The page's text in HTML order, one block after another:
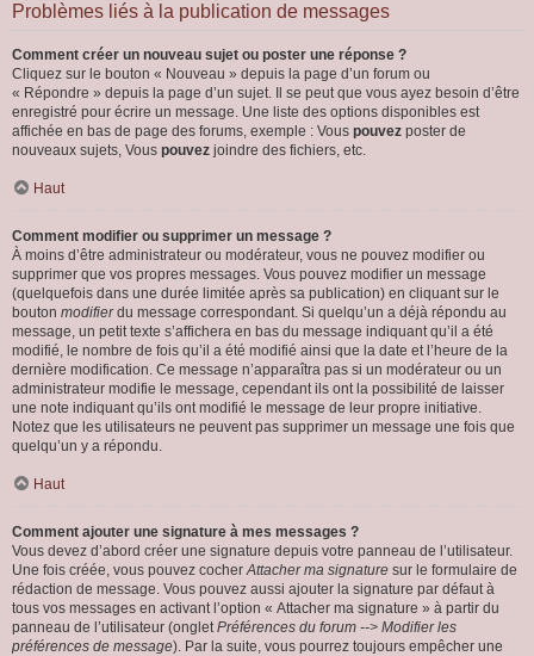
Problèmes liés à la publication de messages
Comment créer un nouveau sujet ou poster une réponse ?
Cliquez sur le bouton « Nouveau » depuis la page d’un forum ou
« Répondre » depuis la page d’un sujet. Il se peut que vous ayez besoin d’être
enregistré pour écrire un message. Une liste des options disponibles est
affichée en bas de page des forums, exemple : Vous pouvez poster de
nouveaux sujets, Vous pouvez joindre des fichiers, etc.
Haut
Comment modifier ou supprimer un message ?
À moins d’être administrateur ou modérateur, vous ne pouvez modifier ou
supprimer que vos propres messages. Vous pouvez modifier un message
(quelquefois dans une durée limitée après sa publication) en cliquant sur le
bouton modifierdu message correspondant. Si quelqu’un a déjà répondu au
message, un petit texte s’affichera en bas du message indiquant qu’il a été
modifié, le nombre de fois qu’il a été modifié ainsi que la date et l’heure de la
dernière modification. Ce message n’apparaîtra pas si un modérateur ou un
administrateur modifie le message, cependant ils ont la possibilité de laisser
une note indiquant qu’ils ont modifié le message de leur propre initiative.
Notez que les utilisateurs ne peuvent pas supprimer un message une fois que
quelqu’un y a répondu.
Haut
Comment ajouter une signature à mes messages ?
Vous devez d’abord créer une signature depuis votre panneau de l’utilisateur.
Une fois créée, vous pouvez cocherAttacher ma signature sur le formulaire de
rédaction de message. Vous pouvez aussi ajouter la signature par défaut à
tous vos messages en activant l’option « Attacher ma signature » à partir du
panneau de l’utilisateur (ongletPréférences du forum --> Modifier les
préférences de message). Par la suite, vous pourrez toujours empêcher une